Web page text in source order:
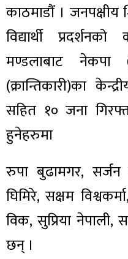
काठमाडौं । जनपक्षीय
विद्यार्थी
मण्डलाबाट
(क्रान्तिकारी)का
सहित १० जना
हुनेहरुमा
रुपा बुढामगर,
घिमिरे, सक्षम
विक, सुप्रिया
छन् ।